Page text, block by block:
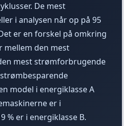
De mest
i analysen når op på 95
er en forskel på omkring
mellem den mest
mest strømforbrugende
model i energiklasse A
er i
% er i energiklasse B.